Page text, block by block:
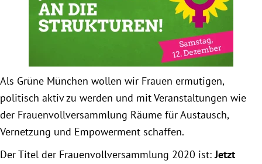
Obfrau im Ausschuss für Menschenrechte und
humanitäre Hilfe
Mein Abstimmungsverhalten
Ämter, Funktionen und Einkünfte
Besuch in Berlin
Als Grüne München wollen wir Frauen ermutigen,
politisch aktiv zu werden und mit Veranstaltungen wie
der Frauenvollversammlung Räume für Austausch,
Vernetzung und Empowerment schaffen.
Der Titel der Frauenvollversammlung 2020 ist:Jetzt